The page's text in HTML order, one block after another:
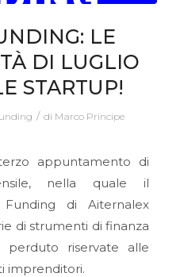
LE
DI LUGLIO
STARTUP!
/ di Marco Principe
appuntamento di
nella quale il
di Aiternalex
di strumenti di finanza
riservate alle
imprenditori.